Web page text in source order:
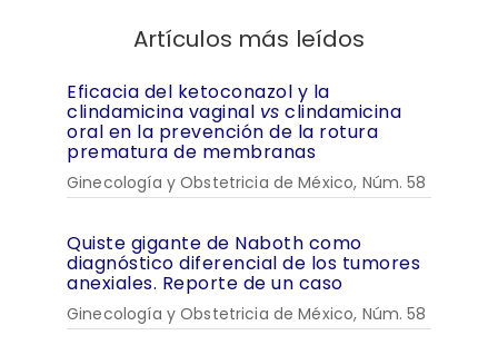
Artículos más leídos
Eficacia del ketoconazol y la
clindamicina vaginal vs clindamicina
oral en la prevención de la rotura
prematura de membranas
Ginecología y Obstetricia de México, Núm. 58
Quiste gigante de Naboth como
diagnóstico diferencial de los tumores
anexiales. Reporte de un caso
Ginecología y Obstetricia de México, Núm. 58